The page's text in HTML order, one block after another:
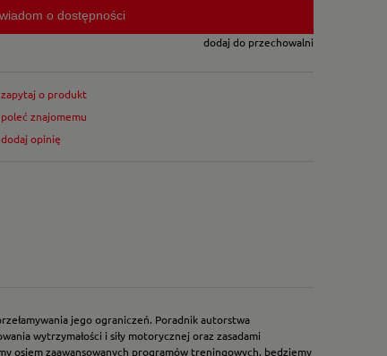
o dostępności
dodaj do przechowalni
zapytaj o produkt
poleć znajomemu
dodaj opinię
jego ograniczeń. Poradnik autorstwa
wytrzymałości i siły motorycznej oraz zasadami
osiem zaawansowanych programów treningowych, będziemy